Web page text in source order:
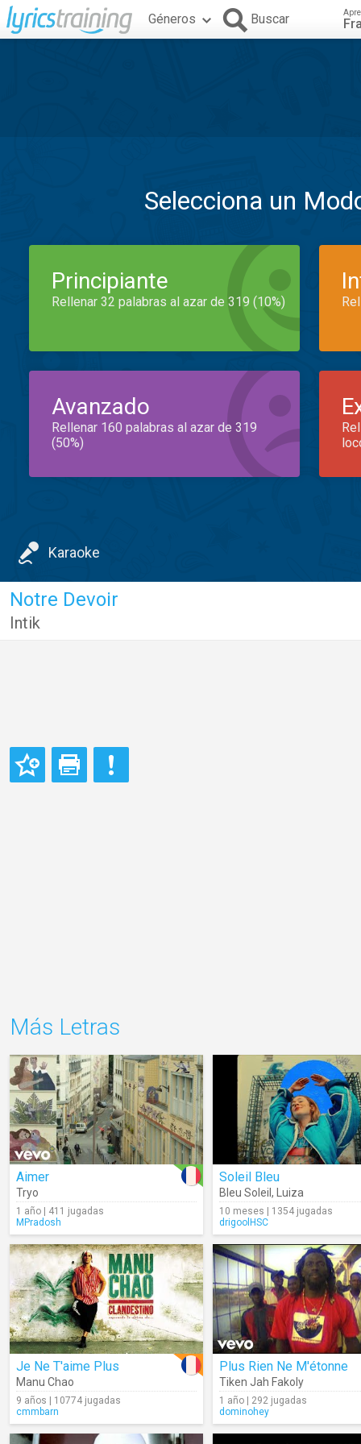
Géneros Buscar
Selecciona un
Principiante
Rellenar 32 palabras al azar de 319 (10%)
Avanzado
Rellenar 160 palabras al azar de 319
(50%)
Karaoke
Notre Devoir
Intik
Más Letras
Aimer
Tryo
1 año | 411 jugadas
MPradosh
Soleil Bleu
Bleu Soleil , Luiza
10 meses | 1354 jugadas
drigoolHSC
Je Ne T'aime Plus
Manu Chao
9 años | 10774 jugadas
cmmbarn
Plus Rien Ne M'étonne
Tiken Jah Fakoly
1 año | 292 jugadas
dominohey